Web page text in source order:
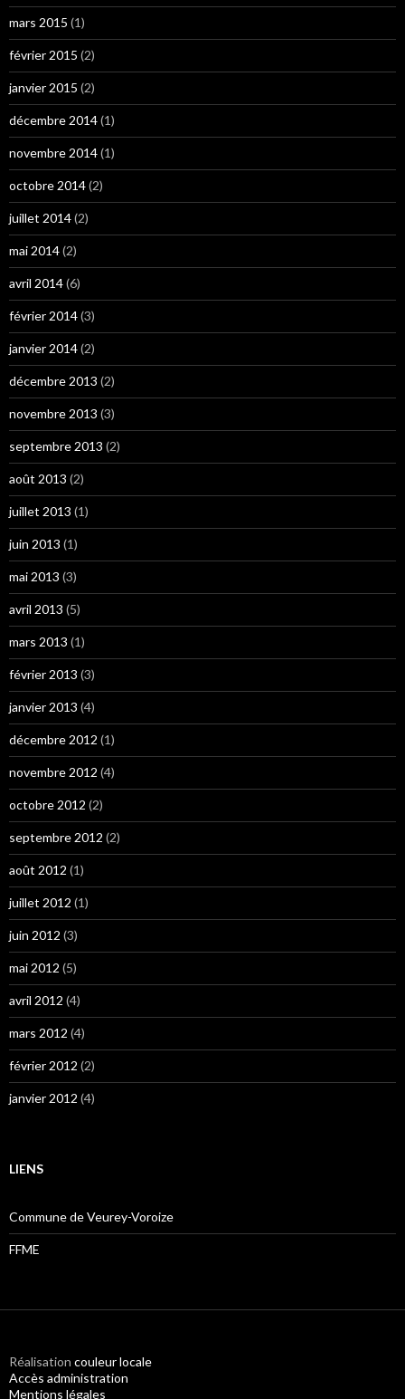
mars 2015 (1)
février 2015 (2)
janvier 2015 (2)
décembre 2014(1)
novembre 2014(1)
octobre 2014(2)
juillet 2014(2)
mai 2014(2)
avril 2014(6)
février 2014(3)
janvier 2014(2)
décembre 2013 (2)
novembre 2013 (3)
septembre 2013 (2)
août 2013 (2)
juillet 2013 (1)
juin 2013 (1)
mai 2013 (3)
avril 2013 (5)
mars 2013 (1)
février 2013 (3)
janvier 2013 (4)
décembre 2012 (1)
novembre 2012 (4)
octobre 2012 (2)
septembre 2012 (2)
août 2012 (1)
juillet 2012 (1)
juin 2012 (3)
mai 2012 (5)
avril 2012 (4)
mars 2012 (4)
février 2012 (2)
janvier 2012 (4)
LIENS
Commune de Veurey-Voroize
FFME
Réalisation couleur locale
Accès administration
Mentions légales